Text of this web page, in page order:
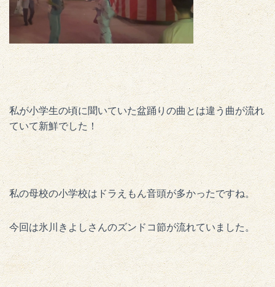
私が小学生の頃に聞いていた盆踊りの曲とは違う曲が流れ
ていて新鮮でした！
私の母校の小学校はドラえもん音頭が多かったですね。
今回は氷川きよしさんのズンドコ節が流れていました。